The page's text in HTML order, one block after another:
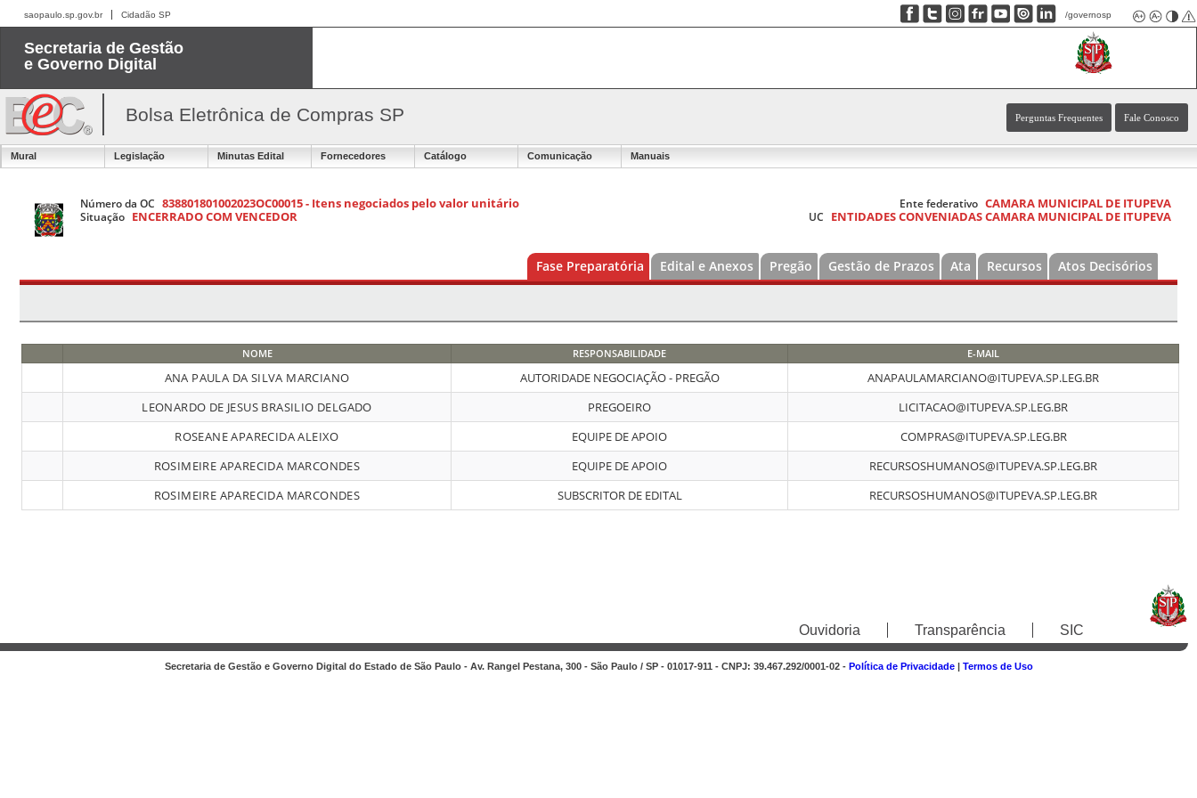
saopaulo.sp.gov.br Cidadão SP /governosp
Secretaria de Gestão
e Governo Digital
Bolsa Eletrônica de Compras SP Perguntas Frequentes Fale Conosco
Mural Legislação Minutas Edital Fornecedores Catálogo Comunicação Manuais
Número da OC 838801801002023OC00015 - Itens negociados pelo valor unitário
Situação ENCERRADO COM VENCEDOR
Ente federativo CAMARA MUNICIPAL DE ITUPEVA
UC ENTIDADES CONVENIADAS CAMARA MUNICIPAL DE ITUPEVA
Fase Preparatória Edital e Anexos Pregão Gestão de Prazos Ata Recursos Atos Decisórios
NOME RESPONSABILIDADE E-MAIL
ANA PAULA DA SILVA MARCIANO AUTORIDADE NEGOCIAÇÃO - PREGÃO
ANAPAULAMARCIANO@ITUPEVA.SP.LEG.BR
LEONARDO DE JESUS BRASILIO DELGADO
PREGOEIRO
LICITACAO@ITUPEVA.SP.LEG.BR
ROSEANE APARECIDA ALEIXO
EQUIPE DE APOIO
COMPRAS@ITUPEVA.SP.LEG.BR
ROSIMEIRE APARECIDA MARCONDES
EQUIPE DE APOIO
RECURSOSHUMANOS@ITUPEVA.SP.LEG.BR
ROSIMEIRE APARECIDA MARCONDES
SUBSCRITOR DE EDITAL RECURSOSHUMANOS@ITUPEVA.SP.LEG.BR
Ouvidoria Transparência SIC
Secretaria de Gestão e Governo Digital do Estado de São Paulo - Av. Rangel Pestana, 300 - São Paulo / SP - 01017-911 - CNPJ: 39.467.292/0001-02 - Política de Privacidade| Termos de Uso